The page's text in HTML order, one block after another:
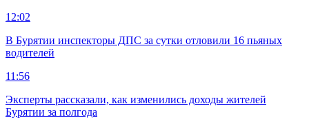
12:02
В Бурятии инспекторы ДПС за сутки отловили 16 пьяных
водителей
11:56
Эксперты рассказали, как изменились доходы жителей
Бурятии за полгода